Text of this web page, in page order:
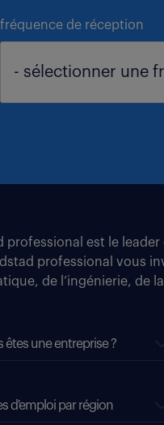
fréquence de réception
professional est le
professional vous
de l’ingénierie, de
êtes une entreprise ?
d'emploi par région